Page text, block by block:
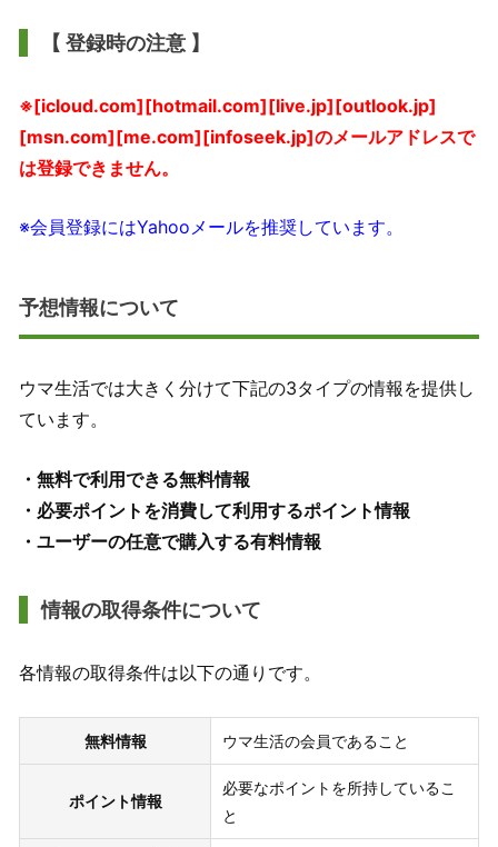
【 登録時の注意 】
※[icloud.com][hotmail.com][live.jp][outlook.jp]
[msn.com][me.com][infoseek.jp]のメールアドレスで
は登録できません。
※会員登録にはYahooメールを推奨しています。
予想情報について
ウマ生活では大きく分けて下記の3タイプの情報を提供し
ています。
・無料で利用できる無料情報
・必要ポイントを消費して利用するポイント情報
・ユーザーの任意で購入する有料情報
情報の取得条件について
各情報の取得条件は以下の通りです。
無料情報 ウマ生活の会員であること
ポイント情報
必要なポイントを所持しているこ
と